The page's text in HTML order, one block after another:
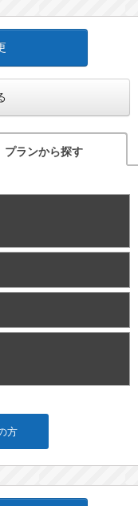
プランから探す
方